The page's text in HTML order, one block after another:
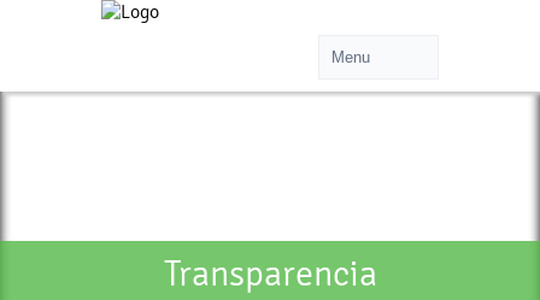
Transparencia